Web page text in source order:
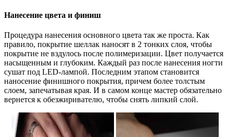
Нанесение цвета и финиш
Процедура нанесения основного цвета так же проста. Как
правило, покрытие шеллак наносят в 2 тонких слоя, чтобы
покрытие не вздулось после полимеризации. Цвет получается
насыщенным и глубоким. Каждый раз после нанесения ногти
сушат под LED-лампой. Последним этапом становится
наносение финишного покрытия, причем более толстым
слоем, запечатывая края. И в самом конце мастер обязательно
вернется к обезжиривателю, чтобы снять липкий слой.